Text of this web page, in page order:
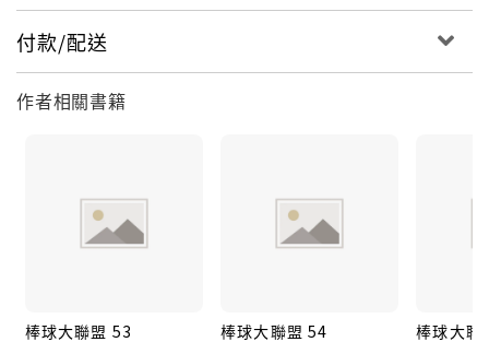
付款/配送
作者相關書籍
棒球大聯盟 53 棒球大聯盟 54 棒球大聯